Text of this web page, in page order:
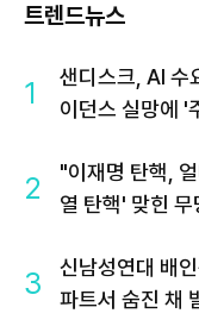
트렌드뉴스
1
샌디스크, AI
이던스 실망에 '
2
"이재명 탄핵,
열 탄핵' 맞힌
3
신남성연대 배
파트서 숨진 채